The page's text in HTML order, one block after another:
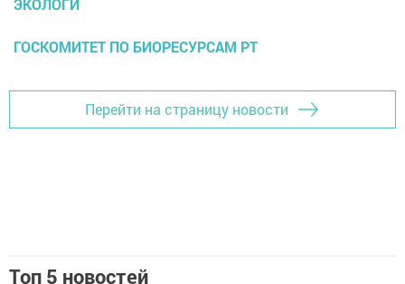
ЭКОЛОГИ
ГОСКОМИТЕТ ПО БИОРЕСУРСАМ РТ
Перейти на страницу новости
Топ 5 новостей